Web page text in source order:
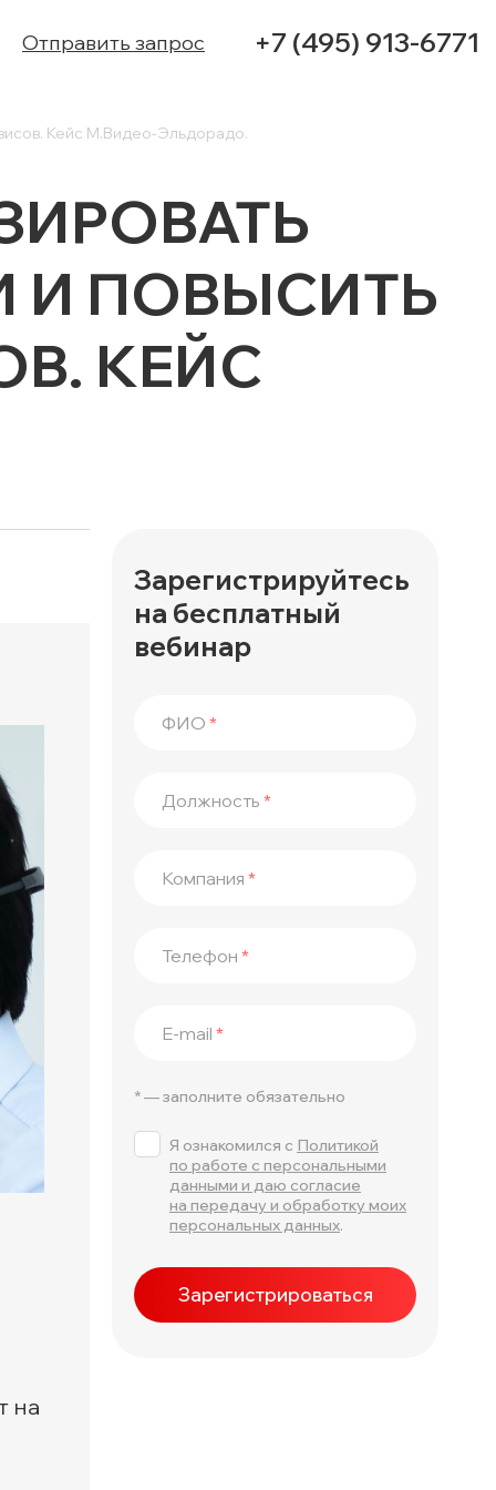
Отправить запрос +7 (495) 913-6771
УСЛУГИ
КЕЙСЫ
КОНТАКТЫ
Кейс М.Видео-Эльдорадо.
И ПОВЫСИТЬ
КЕЙС
на
Зарегистрируйтесь
на бесплатный
вебинар
ФИО *
Должность *
Компания *
Телефон *
E-mail *
* — заполните обязательно
Я ознакомился с Политикой
по работе с персональными
данными и даю согласие
на передачу и обработку моих
персональных данных.
Зарегистрироваться